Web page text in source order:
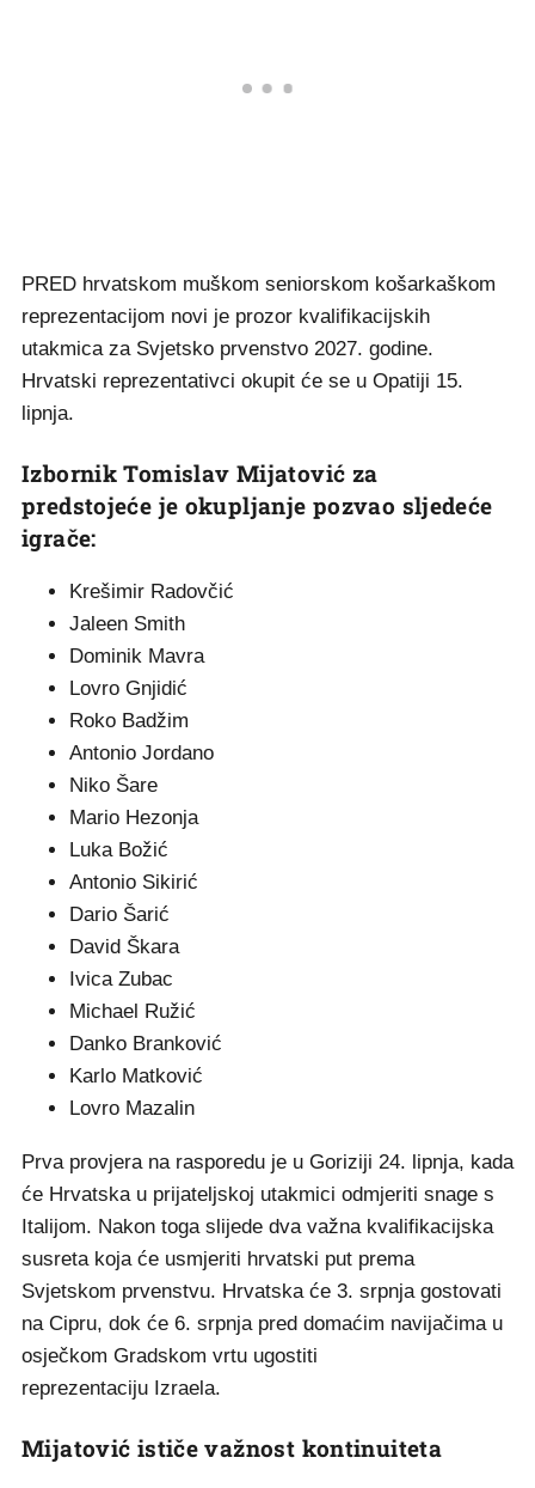
PRED hrvatskom muškom seniorskom košarkaškom
reprezentacijom novi je prozor kvalifikacijskih
utakmica za Svjetsko prvenstvo 2027. godine.
Hrvatski reprezentativci okupit će se u Opatiji 15.
lipnja.
Izbornik Tomislav Mijatović za
predstojeće je okupljanje pozvao sljedeće
igrače:
Krešimir Radovčić
Jaleen Smith
Dominik Mavra
Lovro Gnjidić
Roko Badžim
Antonio Jordano
Niko Šare
Mario Hezonja
Luka Božić
Antonio Sikirić
Dario Šarić
David Škara
Ivica Zubac
Michael Ružić
Danko Branković
Karlo Matković
Lovro Mazalin
Prva provjera na rasporedu je u Goriziji 24. lipnja, kada
će Hrvatska u prijateljskoj utakmici odmjeriti snage s
Italijom. Nakon toga slijede dva važna kvalifikacijska
susreta koja će usmjeriti hrvatski put prema
Svjetskom prvenstvu. Hrvatska će 3. srpnja gostovati
na Cipru, dok će 6. srpnja pred domaćim navijačima u
osječkom Gradskom vrtu ugostiti
reprezentaciju Izraela.
Mijatović ističe važnost kontinuiteta